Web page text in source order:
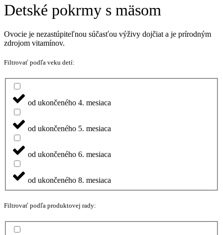
Detské pokrmy s mäsom
Ovocie je nezastúpiteľnou súčasťou výživy dojčiat a je prírodným
zdrojom vitamínov.
Filtrovať podľa veku detí:
od ukončeného 4. mesiaca
od ukončeného 5. mesiaca
od ukončeného 6. mesiaca
od ukončeného 8. mesiaca
Filtrovať podľa produktovej rady: